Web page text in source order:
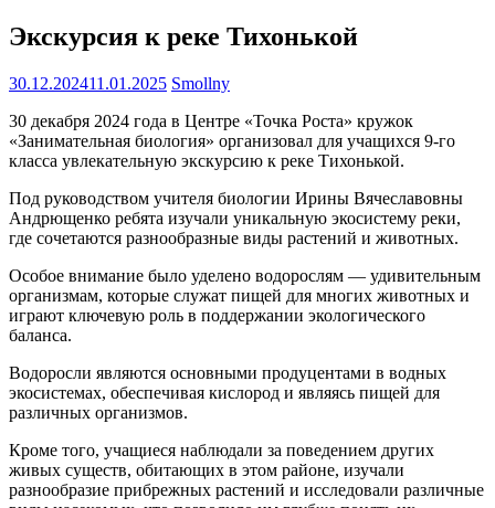
Экскурсия к реке Тихонькой
30.12.202411.01.2025 Smollny
30 декабря 2024 года в Центре «Точка Роста» кружок
«Занимательная биология» организовал для учащихся 9-го
класса увлекательную экскурсию к реке Тихонькой.
Под руководством учителя биологии Ирины Вячеславовны
Андрющенко ребята изучали уникальную экосистему реки,
где сочетаются разнообразные виды растений и животных.
Особое внимание было уделено водорослям — удивительным
организмам, которые служат пищей для многих животных и
играют ключевую роль в поддержании экологического
баланса.
Водоросли являются основными продуцентами в водных
экосистемах, обеспечивая кислород и являясь пищей для
различных организмов.
Кроме того, учащиеся наблюдали за поведением других
живых существ, обитающих в этом районе, изучали
разнообразие прибрежных растений и исследовали различные